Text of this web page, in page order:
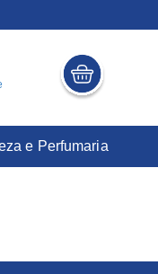
e Perfumaria